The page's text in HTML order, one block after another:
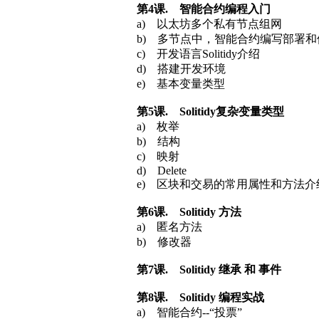
第4课. 智能合约编程入门
a) 以太坊多个私有节点组网
b) 多节点中，智能合约编写部署和
c) 开发语言Solitidy介绍
d) 搭建开发环境
e) 基本变量类型
第5课. Solitidy复杂变量类型
a) 枚举
b) 结构
c) 映射
d) Delete
e) 区块和交易的常用属性和方法介
第6课. Solitidy 方法
a) 匿名方法
b) 修改器
第7课. Solitidy 继承 和 事件
第8课. Solitidy 编程实战
a) 智能合约--“投票”